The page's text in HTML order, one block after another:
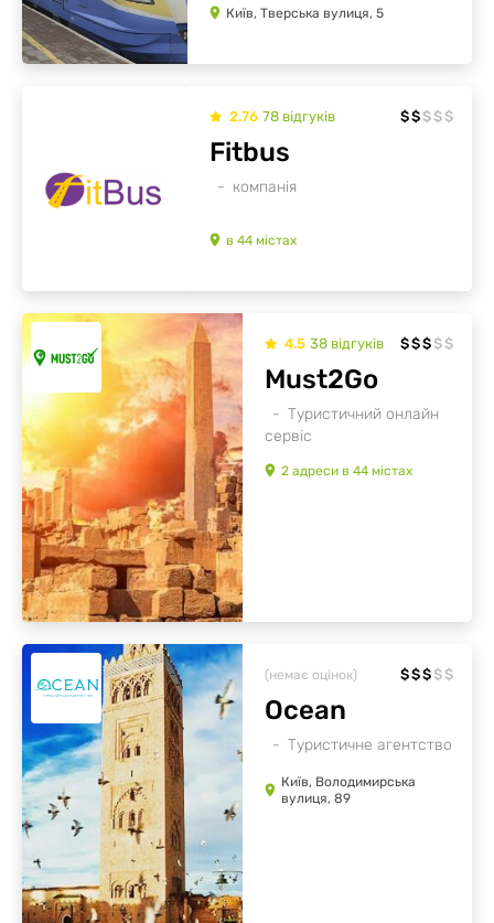
Київ, Тверська вулиця, 5
2.76 78 відгуків $$ $ $ $
компанія
Fitbus
в 44 містах
4.5 38 відгуків $$$ $ $
Туристичний онлайн
сервіс
Must2Go
2 адреси в 44 містах
(немає оцінок) $$$ $ $
Туристичне агентство
Ocean
Київ, Володимирська
вулиця, 89